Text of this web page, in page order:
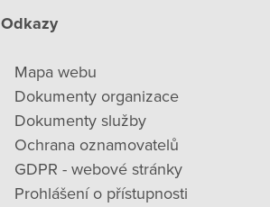
Odkazy
Mapa webu
Dokumenty organizace
Dokumenty služby
Ochrana oznamovatelů
GDPR - webové stránky
Prohlášení o přístupnosti